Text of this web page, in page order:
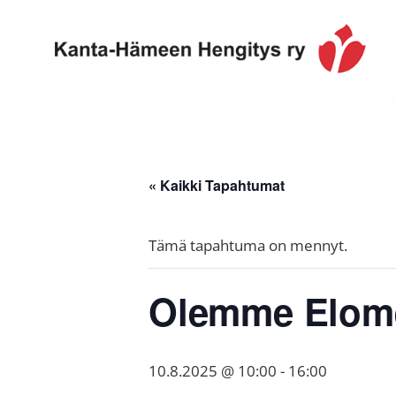
ensisijaiseen
valikkoon
pääsisältöön
alatunnisteeseen
Hengitys
keuhkoahtaumatauti,uniapnea,
« Kaikki Tapahtumat
Tämä tapahtuma on mennyt.
Olemme
10.8.2025 @ 10:00 - 16:00